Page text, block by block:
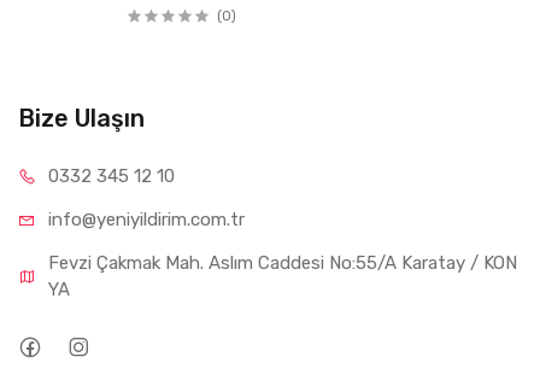
(0)
Bize Ulaşın
0332 345 12 10
info@yeniyil dirim.com.tr
Fevzi Çakmak Mah. Aslım Caddesi No:55/A Karatay / KON
YA